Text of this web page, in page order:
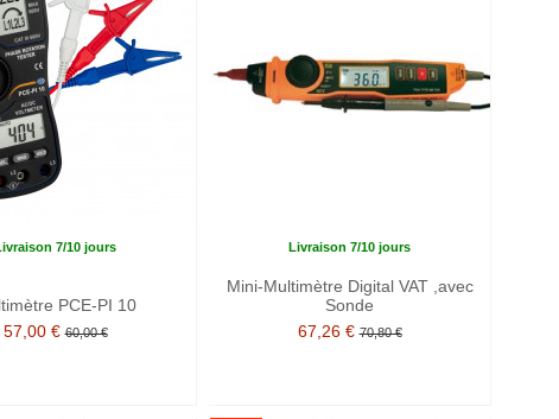
7/10 jours
PCE-PI 10
57,00 € 60,00 €
Livraison 7/10 jours
Mini-Multimètre Digital VAT ,avec
Sonde
67,26 € 70,80 €